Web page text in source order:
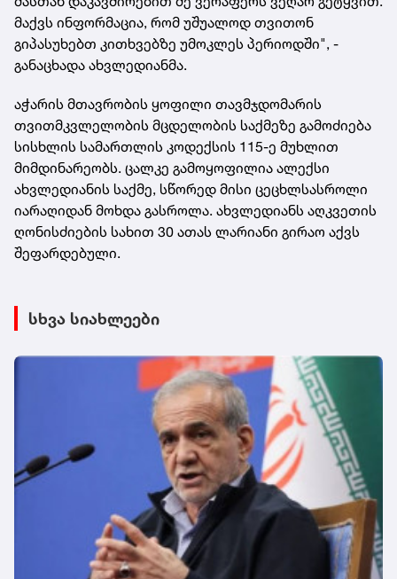
მაქვს ინფორმაცია, რომ უშუალოდ თვითონ
გიპასუხებთ კითხვებზე უმოკლეს პერიოდში", -
განაცხადა ახვლედიანმა.
აჭარის მთავრობის ყოფილი თავმჯდომარის
თვითმკვლელობის მცდელობის საქმეზე გამოძიება
სისხლის სამართლის კოდექსის 115-ე მუხლით
მიმდინარეობს. ცალკე გამოყოფილია ალექსი
ახვლედიანის საქმე, სწორედ მისი ცეცხლსასროლი
იარაღიდან მოხდა გასროლა. ახვლედიანს აღკვეთის
ღონისძიების სახით 30 ათას ლარიანი გირაო აქვს
შეფარდებული.
სხვა სიახლეები